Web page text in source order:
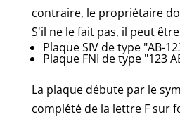
contraire, le propriétaire
S'il ne le fait pas, il peut
Plaque SIV de type "AB-
Plaque FNI de type "123
La plaque débute par le
complété de la lettre F sur